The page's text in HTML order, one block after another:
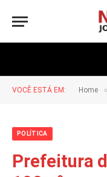
VOCÊ ESTÁ EM: Home
POLÍTICA
Prefeitura